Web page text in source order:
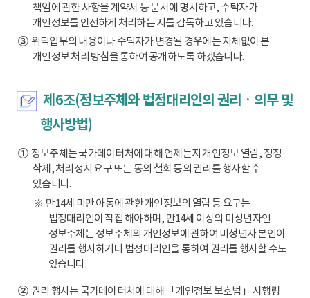
책임에 관한 사항을 계약서 등 문서에 명시하고, 수탁자가
개인정보를 안전하게 처리하는 지를 감독하고 있습니다.
③위탁업무의 내용이나 수탁자가 변경될 경우에는 지체없이 본
개인정보 처리 방침을 통하여 공개하도록 하겠습니다.
제6조(정보주체와 법정대리인의 권리ㆍ의무 및
행사방법)
①정보주체는 국가데이터처에 대해 언제든지 개인정보 열람, 정정·
삭제, 처리정지 요구 또는 동의 철회 등의 권리를 행사할 수
있습니다.
※ 만14세 미만 아동에 관한 개인정보의 열람 등 요구는
법정대리인이 직접 해야하며, 만14세 이상의 미성년자인
정보주체는 정보주체의 개인정보에 관하여 미성년자 본인이
권리를 행사하거나 법정대리인을 통하여 권리를 행사할 수도
있습니다.
②권리 행사는 국가데이터처에 대해 「개인정보 보호법」 시행령